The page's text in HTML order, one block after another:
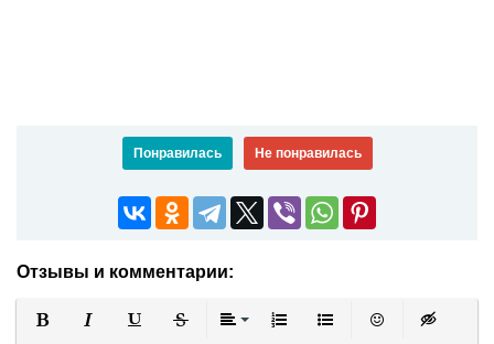
Понравилась Не понравилась
Отзывы и комментарии: